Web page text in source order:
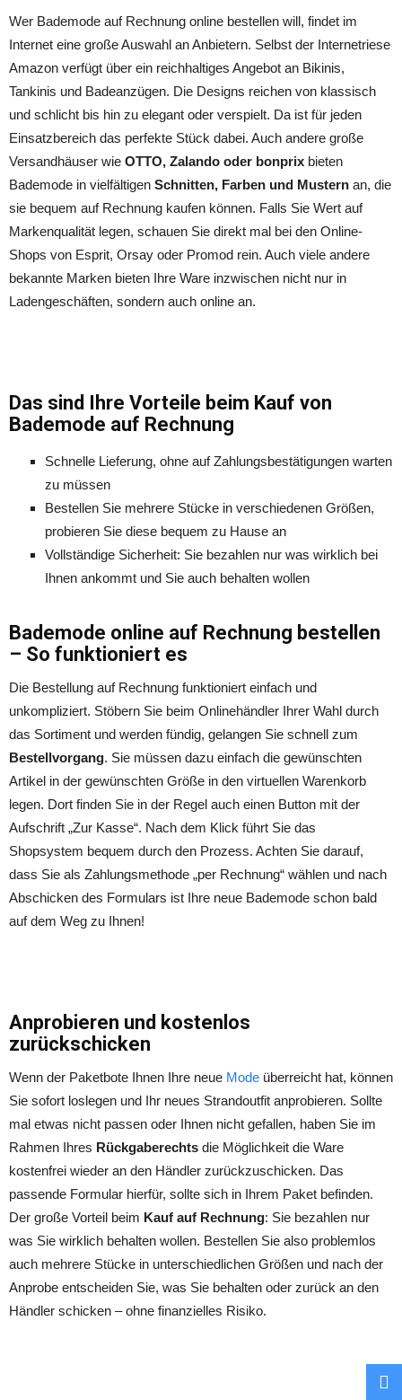
Wer Bademode auf Rechnung online bestellen will, findet im
Internet eine große Auswahl an Anbietern. Selbst der Internetriese
Amazon verfügt über ein reichhaltiges Angebot an Bikinis,
Tankinis und Badeanzügen. Die Designs reichen von klassisch
und schlicht bis hin zu elegant oder verspielt. Da ist für jeden
Einsatzbereich das perfekte Stück dabei. Auch andere große
Versandhäuser wie OTTO, Zalando oder bonprix bieten
Bademode in vielfältigen Schnitten, Farben und Mustern an, die
sie bequem auf Rechnung kaufen können. Falls Sie Wert auf
Markenqualität legen, schauen Sie direkt mal bei den Online-
Shops von Esprit, Orsay oder Promod rein. Auch viele andere
bekannte Marken bieten Ihre Ware inzwischen nicht nur in
Ladengeschäften, sondern auch online an.
Das sind Ihre Vorteile beim Kauf von
Bademode auf Rechnung
Schnelle Lieferung, ohne auf Zahlungsbestätigungen warten
zu müssen
Bestellen Sie mehrere Stücke in verschiedenen Größen,
probieren Sie diese bequem zu Hause an
Vollständige Sicherheit: Sie bezahlen nur was wirklich bei
Ihnen ankommt und Sie auch behalten wollen
Bademode online auf Rechnung bestellen
– So funktioniert es
Die Bestellung auf Rechnung funktioniert einfach und
unkompliziert. Stöbern Sie beim Onlinehändler Ihrer Wahl durch
das Sortiment und werden fündig, gelangen Sie schnell zum
Bestellvorgang. Sie müssen dazu einfach die gewünschten
Artikel in der gewünschten Größe in den virtuellen Warenkorb
legen. Dort finden Sie in der Regel auch einen Button mit der
Aufschrift „Zur Kasse“. Nach dem Klick führt Sie das
Shopsystem bequem durch den Prozess. Achten Sie darauf,
dass Sie als Zahlungsmethode „per Rechnung“ wählen und nach
Abschicken des Formulars ist Ihre neue Bademode schon bald
auf dem Weg zu Ihnen!
Anprobieren und kostenlos
zurückschicken
Wenn der Paketbote Ihnen Ihre neue Mode überreicht hat, können
Sie sofort loslegen und Ihr neues Strandoutfit anprobieren. Sollte
mal etwas nicht passen oder Ihnen nicht gefallen, haben Sie im
Rahmen Ihres Rückgaberechts die Möglichkeit die Ware
kostenfrei wieder an den Händler zurückzuschicken. Das
passende Formular hierfür, sollte sich in Ihrem Paket befinden.
Der große Vorteil beim Kauf auf Rechnung: Sie bezahlen nur
was Sie wirklich behalten wollen. Bestellen Sie also problemlos
auch mehrere Stücke in unterschiedlichen Größen und nach der
Anprobe entscheiden Sie, was Sie behalten oder zurück an den
Händler schicken – ohne finanzielles Risiko.